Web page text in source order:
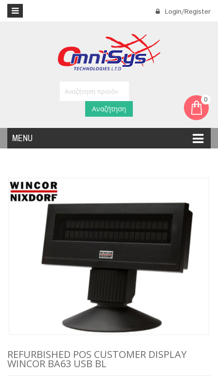
Login/Register
0
MENU
Αναζήτηση
REFURBISHED POS CUSTOMER DISPLAY
WINCOR BA63 USB BL